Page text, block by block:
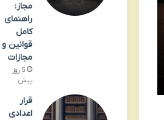
مجاز:
راهنمای
کامل
قوانین و
مجازات
5 روز
پیش
قرار
اعدادی